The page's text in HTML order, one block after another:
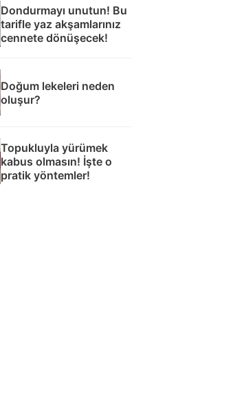
Dondurmayı unutun! Bu
tarifle yaz akşamlarınız
cennete dönüşecek!
Doğum lekeleri neden
oluşur?
Topukluyla yürümek
kabus olmasın! İşte o
pratik yöntemler!